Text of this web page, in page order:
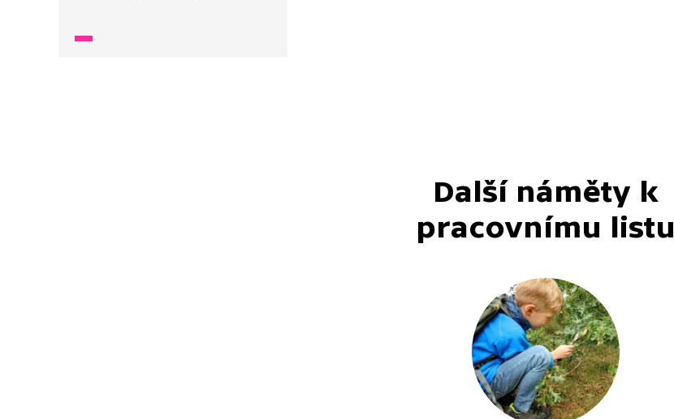
hledat chybějící slova v textech
Další náměty k
pracovnímu listu